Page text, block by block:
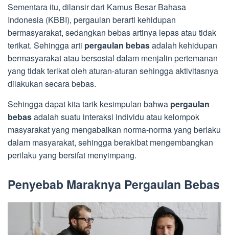
Sementara itu, dilansir dari Kamus Besar Bahasa
Indonesia (KBBI), pergaulan berarti kehidupan
bermasyarakat, sedangkan bebas artinya lepas atau tidak
terikat. Sehingga arti pergaulan bebasadalah kehidupan
bermasyarakat atau bersosial dalam menjalin pertemanan
yang tidak terikat oleh aturan-aturan sehingga aktivitasnya
dilakukan secara bebas.
Sehingga dapat kita tarik kesimpulan bahwa pergaulan
bebasadalah suatu interaksi individu atau kelompok
masyarakat yang mengabaikan norma-norma yang berlaku
dalam masyarakat, sehingga berakibat mengembangkan
perilaku yang bersifat menyimpang.
Penyebab Maraknya Pergaulan Bebas